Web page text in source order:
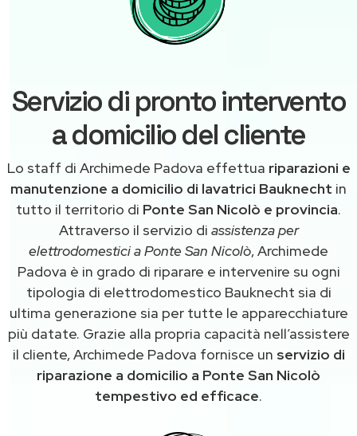
Servizio di pronto intervento
a domicilio del cliente
Lo staff di Archimede Padova effettua riparazioni e
manutenzione a domicilio di lavatrici Bauknecht in
tutto il territorio di Ponte San Nicolò e provincia.
Attraverso il servizio di assistenza per
elettrodomestici a Ponte San Nicolò, Archimede
Padova è in grado di riparare e intervenire su ogni
tipologia di elettrodomestico Bauknecht sia di
ultima generazione sia per tutte le apparecchiature
più datate. Grazie alla propria capacità nell’assistere
il cliente, Archimede Padova fornisce un servizio di
riparazione a domicilio a Ponte San Nicolò
tempestivo ed efficace.